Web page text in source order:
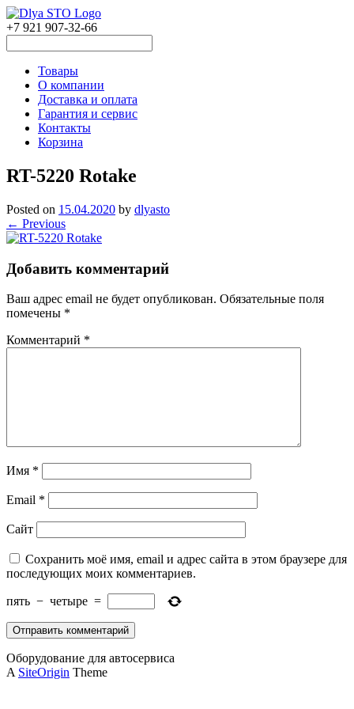
+7 921 907-32-66
Товары
О компании
Доставка и оплата
Гарантия и сервис
Контакты
Корзина
RT-5220 Rotake
Posted on 15.04.2020 by dlyasto
← Previous
Добавить комментарий
Ваш адрес email не будет опубликован. Обязательные поля
помечены *
Комментарий *
Имя *
Email *
Сайт
Сохранить моё имя, email и адрес сайта в этом браузере для
последующих моих комментариев.
пять − четыре =
Оборудование для автосервиса
A SiteOrigin Theme